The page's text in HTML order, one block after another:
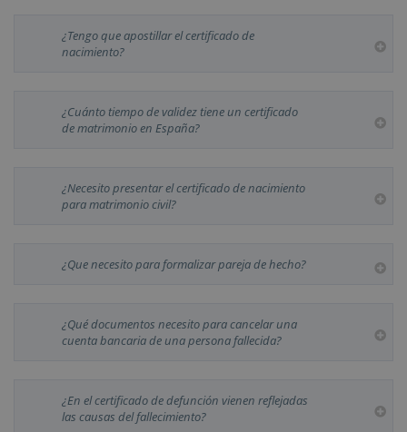
¿Tengo que apostillar el certificado de
nacimiento?
¿Cuánto tiempo de validez tiene un certificado
de matrimonio en España?
¿Necesito presentar el certificado de nacimiento
para matrimonio civil?
¿Que necesito para formalizar pareja de hecho?
¿Qué documentos necesito para cancelar una
cuenta bancaria de una persona fallecida?
¿En el certificado de defunción vienen reflejadas
las causas del fallecimiento?